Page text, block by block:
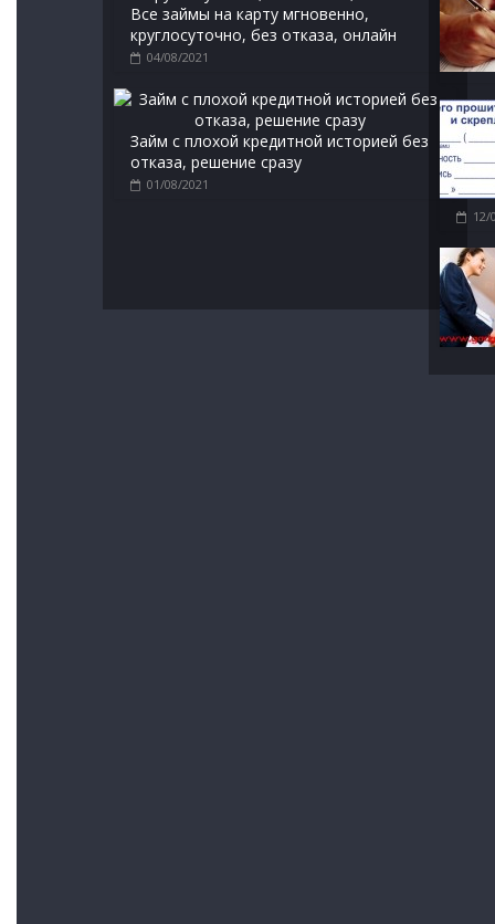
Все займы на карту мгновенно,
круглосуточно, без отказа, онлайн
04/08/2021
Займ с плохой кредитной историей без
отказа, решение сразу
01/08/2021
12/